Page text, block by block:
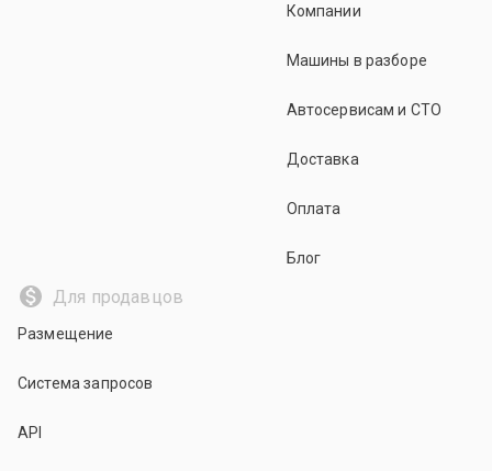
Компании
Машины в разборе
Автосервисам и СТО
Доставка
Оплата
Блог
Для продавцов
Размещение
Система запросов
API